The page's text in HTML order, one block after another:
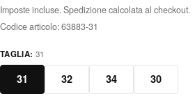
Imposte incluse. Spedizione calcolata al checkout.
Codice articolo:63883-31
TAGLIA: 31
31 32 34 30